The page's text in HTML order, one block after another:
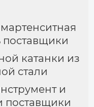
катанки из
стали
и
поставщики